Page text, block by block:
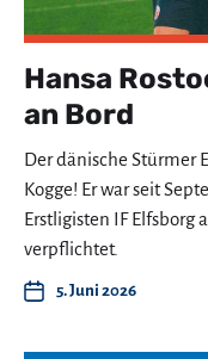
Hansa
an Bord
Der dänische Stürmer
Kogge! Er war seit
Erstligisten IF Elfsborg
verpflichtet.
5. Juni 2026